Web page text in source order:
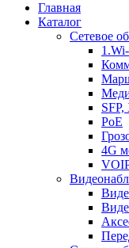
Главная
Каталог
Сетевое
PoE
4G